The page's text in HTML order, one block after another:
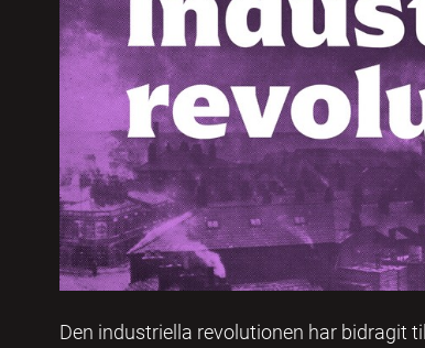
Den industriella revolutionen har bidragit